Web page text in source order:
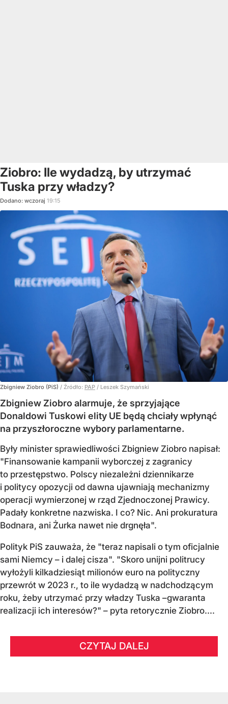
Ziobro: Ile wydadzą, by utrzymać
Tuska przy władzy?
Dodano: wczoraj 19:15
Zbigniew Ziobro (PiS) / Źródło: PAP / Leszek Szymański
Zbigniew Ziobro alarmuje, że sprzyjające
Donaldowi Tuskowi elity UE będą chciały wpłynąć
na przyszłoroczne wybory parlamentarne.
Były minister sprawiedliwości Zbigniew Ziobro napisał:
"Finansowanie kampanii wyborczej z zagranicy
to przestępstwo. Polscy niezależni dziennikarze
i politycy opozycji od dawna ujawniają mechanizmy
operacji wymierzonej w rząd Zjednoczonej Prawicy.
Padały konkretne nazwiska. I co? Nic. Ani prokuratura
Bodnara, ani Żurka nawet nie drgnęła".
Polityk PiS zauważa, że "teraz napisali o tym oficjalnie
sami Niemcy – i dalej cisza". "Skoro unijni politrucy
wyłożyli kilkadziesiąt milionów euro na polityczny
przewrót w 2023 r., to ile wydadzą w nadchodzącym
roku, żeby utrzymać przy władzy Tuska –gwaranta
realizacji ich interesów?" – pyta retorycznie Ziobro....
CZYTAJ DALEJ